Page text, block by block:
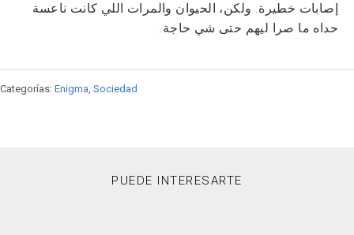
إصابات خطيرة. ولكن، الحيوان والمرات اللي كانت ناعسة
حداه ما صرا ليهم حتى شي حاجة.
Categorías: Enigma, Sociedad
PUEDE INTERESARTE